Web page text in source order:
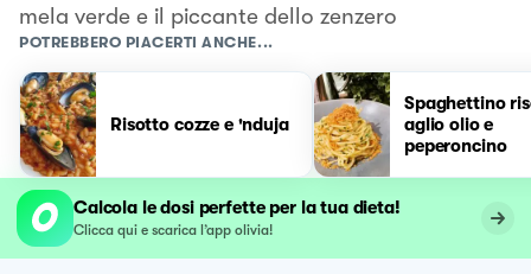
mela verde e il piccante dello zenzero
POTREBBERO PIACERTI ANCHE...
Risotto cozze e 'nduja
Spaghettino
aglio olio e
peperoncino
Calcola le dosi perfette per la tua dieta!
Clicca qui e scarica l’app olivia!